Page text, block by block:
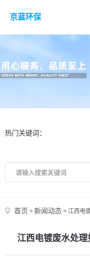
京蓝环保
热门关键词：
首页 > 新闻动态 > 江西电
江西电镀废水处